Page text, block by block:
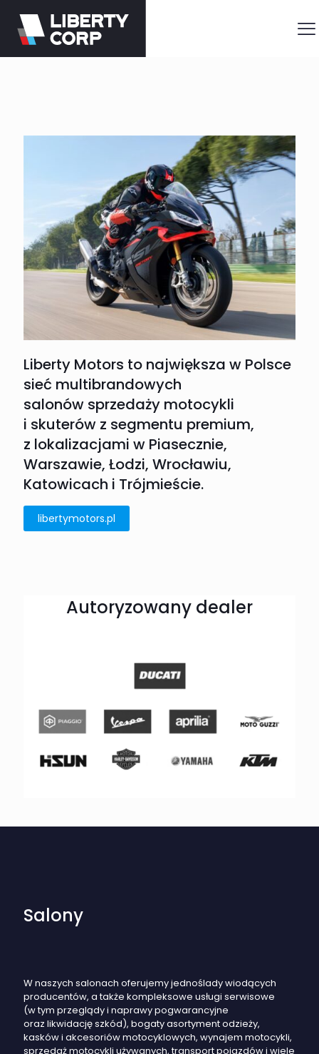
Liberty Motors to największa w Polsce
sieć multibrandowych
salonów sprzedaży motocykli
i skuterów z segmentu premium,
z lokalizacjami w Piasecznie,
Warszawie, Łodzi, Wrocławiu,
Katowicach i Trójmieście.
libertymotors.pl
Autoryzowany dealer
Salony
W naszych salonach oferujemy jednoślady wiodących
producentów, a także kompleksowe usługi serwisowe
(w tym przeglądy i naprawy pogwarancyjne
oraz likwidację szkód), bogaty asortyment odzieży,
kasków i akcesoriów motocyklowych, wynajem motocykli,
sprzedaż motocykli używanych, transport pojazdów i wiele